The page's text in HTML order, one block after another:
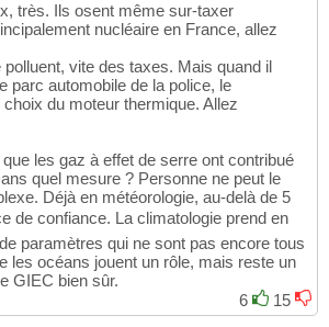
très. Ils osent même sur-taxer
nucléaire en France, allez
polluent, vite des taxes. Mais quand il
parc automobile de la police, le
du moteur thermique. Allez
les gaz à effet de serre ont contribué
quel mesure ? Personne ne peut le
Déjà en météorologie, au-delà de 5
de confiance. La climatologie prend en
paramètres qui ne sont pas encore tous
les océans jouent un rôle, mais reste un
GIEC bien sûr.
6
15